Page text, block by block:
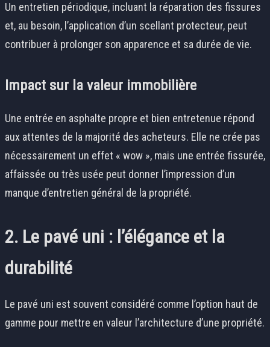
Un entretien périodique, incluant la réparation des fissures
et, au besoin, l’application d’un scellant protecteur, peut
contribuer à prolonger son apparence et sa durée de vie.
Impact sur la valeur immobilière
Une entrée en asphalte propre et bien entretenue répond
aux attentes de la majorité des acheteurs. Elle ne crée pas
nécessairement un effet « wow », mais une entrée fissurée,
affaissée ou très usée peut donner l’impression d’un
manque d’entretien général de la propriété.
2. Le pavé uni : l’élégance et la
durabilité
Le pavé uni est souvent considéré comme l’option haut de
gamme pour mettre en valeur l’architecture d’une propriété.